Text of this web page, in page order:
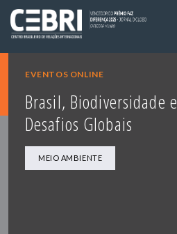
EVENTOS ONLINE
Brasil, Biodiversidade e
Desafios Globais
MEIO AMBIENTE